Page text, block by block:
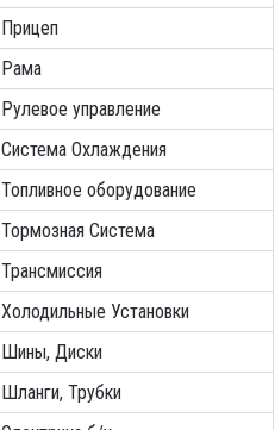
Прицеп
Рама
Рулевое управление
Система Охлаждения
Топливное оборудование
Тормозная Система
Трансмиссия
Холодильные Установки
Шины, Диски
Шланги, Трубки